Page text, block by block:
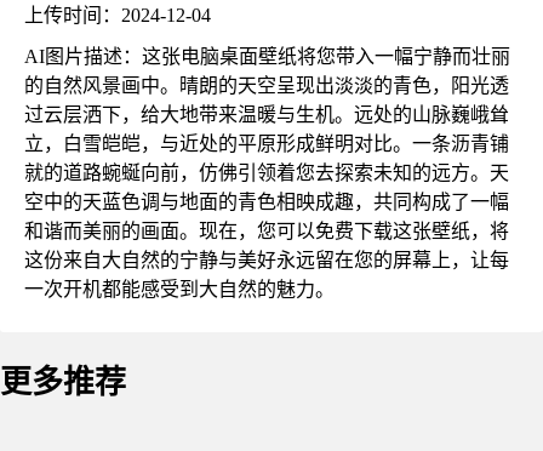
上传时间：2024-12-04
AI图片描述：这张电脑桌面壁纸将您带入一幅宁静而壮丽
的自然风景画中。晴朗的天空呈现出淡淡的青色，阳光透
过云层洒下，给大地带来温暖与生机。远处的山脉巍峨耸
立，白雪皑皑，与近处的平原形成鲜明对比。一条沥青铺
就的道路蜿蜒向前，仿佛引领着您去探索未知的远方。天
空中的天蓝色调与地面的青色相映成趣，共同构成了一幅
和谐而美丽的画面。现在，您可以免费下载这张壁纸，将
这份来自大自然的宁静与美好永远留在您的屏幕上，让每
一次开机都能感受到大自然的魅力。
更多推荐